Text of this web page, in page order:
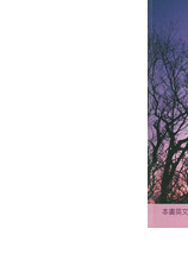
信仰入門
教會歷史
靈修／禱告
信徒生活
教會事工